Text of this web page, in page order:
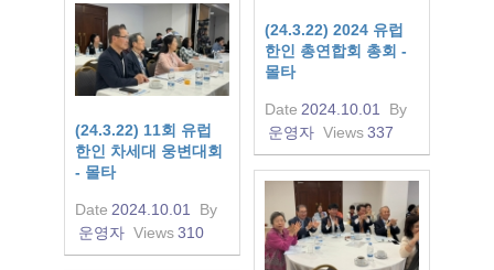
(24.3.22) 2024 유럽
한인 총연합회 총회 -
몰타
Date 2024.10.01
By
운영자 Views337
(24.3.22) 11회 유럽
한인 차세대 웅변대회
- 몰타
Date 2024.10.01
By
운영자 Views310